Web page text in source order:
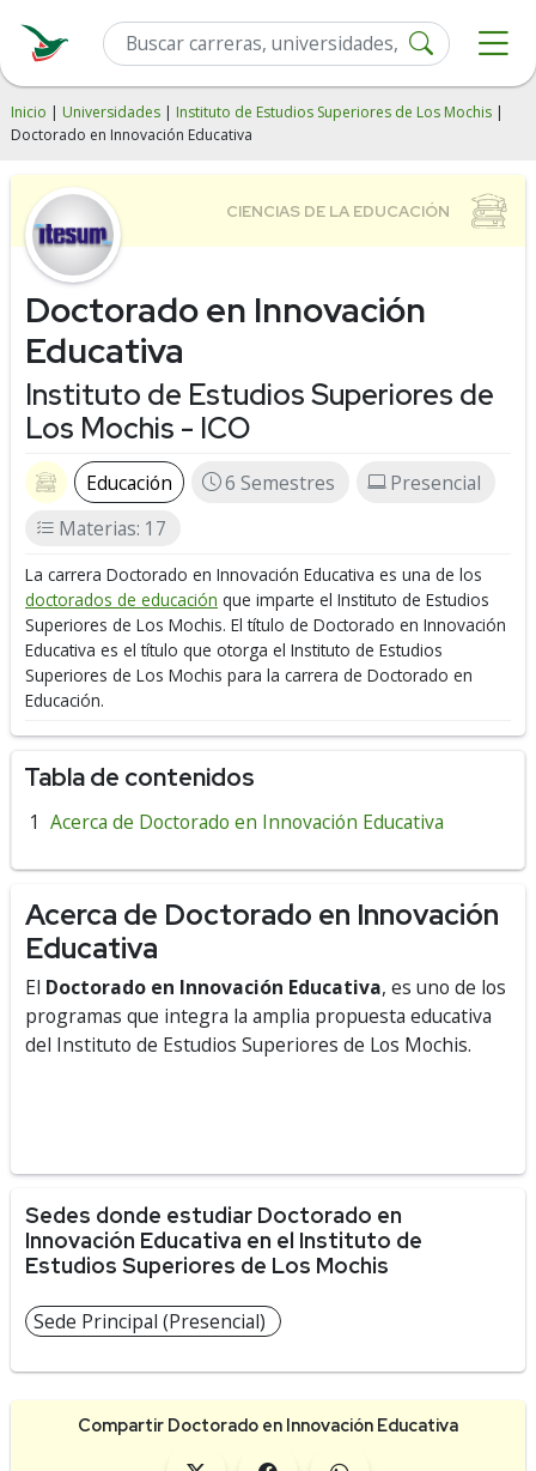
Inicio | Universidades | Instituto de Estudios Superiores de Los Mochis |
Doctorado en Innovación Educativa
Doctorado en Innovación
Educativa
Instituto de Estudios Superiores de
Los Mochis - ICO
Educación 6 Semestres
Presencial
Materias: 17
La carrera Doctorado en Innovación Educativa es una de los
doctorados de educación que imparte el Instituto de Estudios
Superiores de Los Mochis. El título de Doctorado en Innovación
Educativa es el título que otorga el Instituto de Estudios
Superiores de Los Mochis para la carrera de Doctorado en
Educación.
Tabla de contenidos
Acerca de Doctorado en Innovación Educativa
Acerca de Doctorado en Innovación
Educativa
El Doctorado en Innovación Educativa, es uno de los
programas que integra la amplia propuesta educativa
del Instituto de Estudios Superiores de Los Mochis.
Sedes donde estudiar Doctorado en
Innovación Educativa en el Instituto de
Estudios Superiores de Los Mochis
Sede Principal (Presencial)
Compartir Doctorado en Innovación Educativa